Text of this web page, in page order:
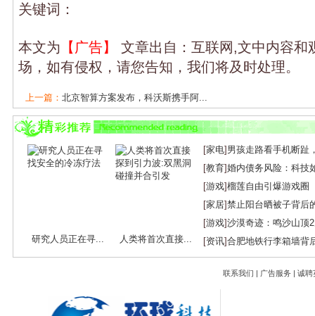
关键词：
本文为 【广告】
文章出自：互联网,文中内容和
场，如有侵权，请您告知，我们将及时处理。
上一篇： 北京智算方案发布，科沃斯携手阿...
下一篇：AI追腰椅的“当下价值”与智能体...
研究人员正在寻... 人类将首次直接...
[家电] 男孩走路看手机断趾
[教育]婚内债务风险：科技
[游戏]榴莲自由引爆游戏圈
[家居]禁止阳台晒被子背后
[游戏]沙漠奇迹：鸣沙山顶
[资讯]合肥地铁行李箱墙背
联系我们 | 广告服务 | 诚聘